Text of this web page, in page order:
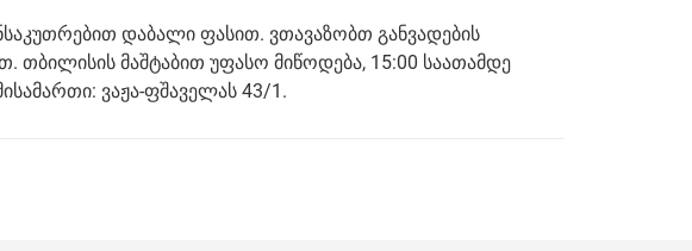
დაბალი ფასით. ვთავაზობთ განვადების
თბილისის მაშტაბით უფასო მიწოდება, 15:00 საათამდე
ვაჟა-ფშაველას 43/1.